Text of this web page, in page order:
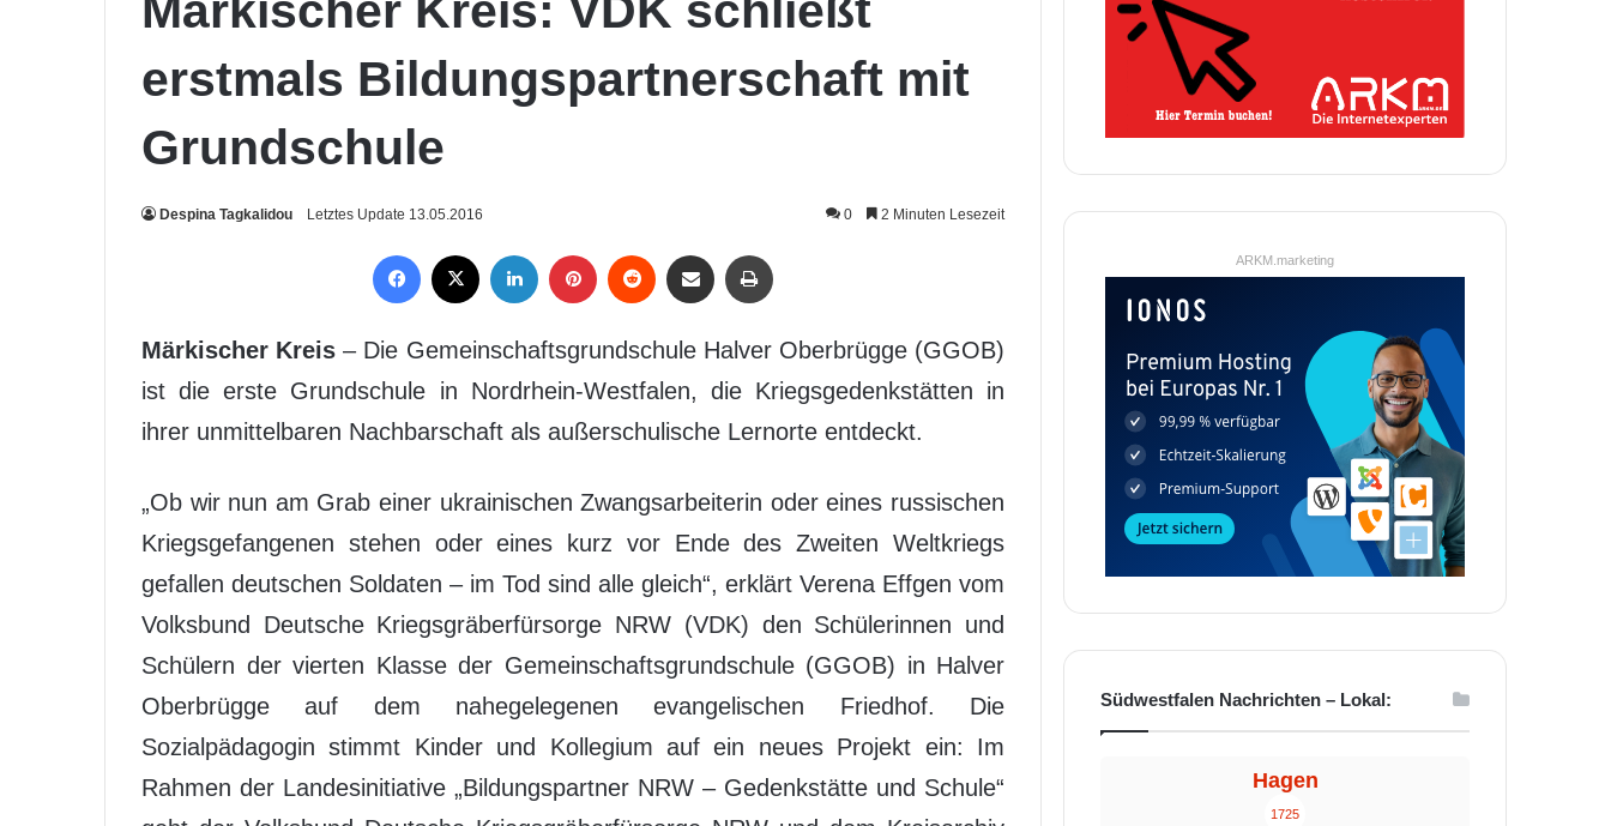
Märkischer Kreis: VDK schließt
erstmals Bildungspartnerschaft mit
Grundschule
Despina Tagkalidou Letztes Update 13.05.2016 0 2 Minuten Lesezeit
Märkischer Kreis – Die Gemeinschaftsgrundschule Halver Oberbrügge (GGOB)
ist die erste Grundschule in Nordrhein-Westfalen, die Kriegsgedenkstätten in
ihrer unmittelbaren Nachbarschaft als außerschulische Lernorte entdeckt.
„Ob wir nun am Grab einer ukrainischen Zwangsarbeiterin oder eines russischen
Kriegsgefangenen stehen oder eines kurz vor Ende des Zweiten Weltkriegs
gefallen deutschen Soldaten – im Tod sind alle gleich“, erklärt Verena Effgen vom
Volksbund Deutsche Kriegsgräberfürsorge NRW (VDK) den Schülerinnen und
Schülern der vierten Klasse der Gemeinschaftsgrundschule (GGOB) in Halver
Oberbrügge auf dem nahegelegenen evangelischen Friedhof. Die
Sozialpädagogin stimmt Kinder und Kollegium auf ein neues Projekt ein: Im
Rahmen der Landesinitiative „Bildungspartner NRW – Gedenkstätte und Schule“
ARKM.marketing
Südwestfalen Nachrichten – Lokal:
Hagen
1725